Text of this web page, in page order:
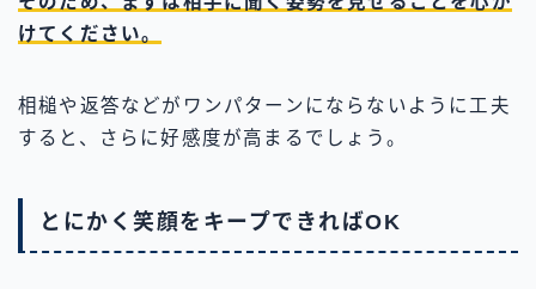
けてください。
相槌や返答などがワンパターンにならないように工夫
すると、さらに好感度が高まるでしょう。
とにかく笑顔をキープできればOK